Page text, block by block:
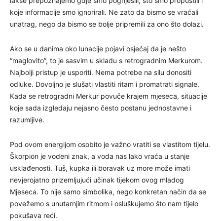
koje informacije smo ignorirali. Ne zato da bismo se vraćali
unatrag, nego da bismo se bolje pripremili za ono što dolazi.
Ako se u danima oko lunacije pojavi osjećaj da je nešto
“maglovito”, to je sasvim u skladu s retrogradnim Merkurom.
Najbolji pristup je usporiti. Nema potrebe na silu donositi
odluke. Dovoljno je slušati vlastiti ritam i promatrati signale.
Kada se retrogradni Merkur povuče krajem mjeseca, situacije
koje sada izgledaju nejasno često postanu jednostavne i
razumljive.
Pod ovom energijom osobito je važno vratiti se vlastitom tijelu.
Škorpion je vodeni znak, a voda nas lako vraća u stanje
usklađenosti. Tuš, kupka ili boravak uz more može imati
nevjerojatno prizemljujući učinak tijekom ovog mladog
Mjeseca. To nije samo simbolika, nego konkretan način da se
povežemo s unutarnjim ritmom i osluškujemo što nam tijelo
pokušava reći.